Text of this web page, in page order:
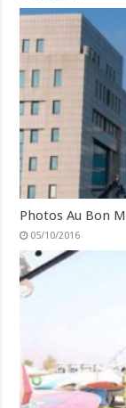
Photos Au Bon
05/10/2016